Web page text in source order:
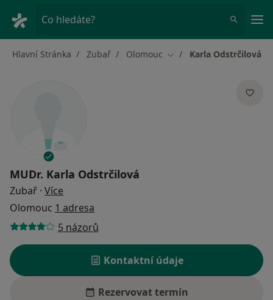
Co hledáte?
Hlavní Stránka Zubař Olomouc Změna města
Karla Odstrčilová
MUDr. Karla Odstrčilová
Zubař · Více
Olomouc 1 adresa
5 názorů
Kontaktní údaje
Rezervovat termín